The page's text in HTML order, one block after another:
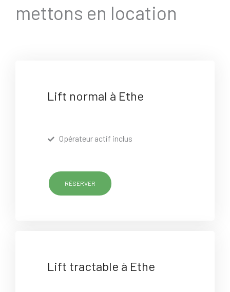
mettons en location
Lift normal à Ethe
Opérateur actif inclus
RÉSERVER
Lift tractable à Ethe